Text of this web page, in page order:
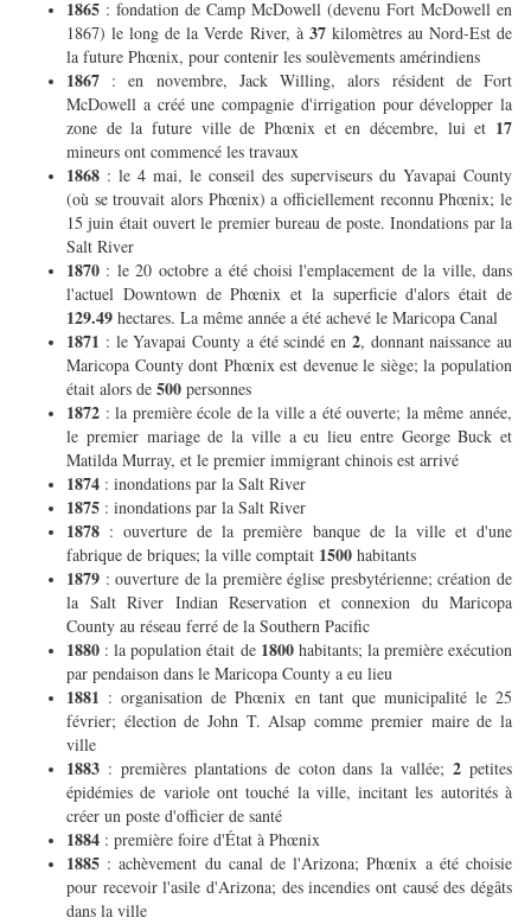
1865 : fondation de Camp McDowell (devenu Fort McDowell en
1867) le long de la Verde River, à 37kilomètres au Nord-Est de
la future Phœnix, pour contenir les soulèvements amérindiens
1867 : en novembre, Jack Willing, alors résident de Fort
McDowell a créé une compagnie d'irrigation pour développer la
zone de la future ville de Phœnix et en décembre, lui et 17
mineurs ont commencé les travaux
1868 : le 4 mai, le conseil des superviseurs du Yavapai County
(où se trouvait alors Phœnix) a officiellement reconnu Phœnix; le
15 juin était ouvert le premier bureau de poste. Inondations par la
Salt River
1870 : le 20 octobre a été choisi l'emplacement de la ville, dans
l'actuel Downtown de Phœnix et la superficie d'alors était de
129.49 hectares. La même année a été achevé le Maricopa Canal
1871 : le Yavapai County a été scindé en 2, donnant naissance au
Maricopa County dont Phœnix est devenue le siège; la population
était alors de 500 personnes
1872 : la première école de la ville a été ouverte; la même année,
le premier mariage de la ville a eu lieu entre George Buck et
Matilda Murray, et le premier immigrant chinois est arrivé
1874 : inondations par la Salt River
1875 : inondations par la Salt River
1878 : ouverture de la première banque de la ville et d'une
fabrique de briques; la ville comptait 1500 habitants
1879 : ouverture de la première église presbytérienne; création de
la Salt River Indian Reservation et connexion du Maricopa
County au réseau ferré de la Southern Pacific
1880 : la population était de 1800habitants; la première exécution
par pendaison dans le Maricopa County a eu lieu
1881 : organisation de Phœnix en tant que municipalité le 25
février; élection de John T. Alsap comme premier maire de la
ville
1883 : premières plantations de coton dans la vallée;2 petites
épidémies de variole ont touché la ville, incitant les autorités à
créer un poste d'officier de santé
1884 : première foire d'État à Phœnix
1885 : achèvement du canal de l'Arizona; Phœnix a été choisie
pour recevoir l'asile d'Arizona; des incendies ont causé des dégâts
dans la ville